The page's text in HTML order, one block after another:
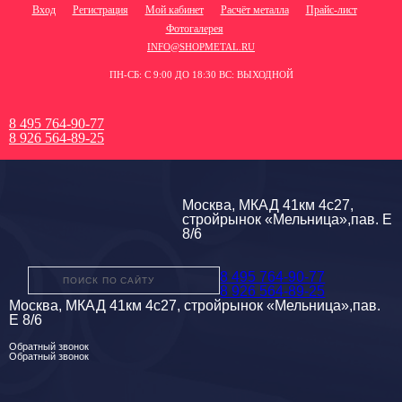
Вход Регистрация Мой кабинет Расчёт металла
Прайс-лист
Фотогалерея
INFO@SHOPMETAL.RU
ПН-СБ: С 9:00 ДО 18:30 ВС: ВЫХОДНОЙ
8 495 764-90-77
8 926 564-89-25
Москва, МКАД 41км 4с27,
стройрынок «Мельница»,пав. Е
8/6
8 495 764-90-77
8 926 564-89-25
Москва, МКАД 41км 4с27, стройрынок «Мельница»,пав.
Е 8/6
Обратный звонок
Обратный звонок